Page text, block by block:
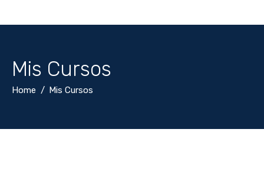
Mis Cursos
Home Mis Cursos